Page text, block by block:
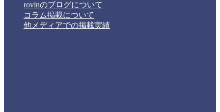
rovinのブログについて
コラム掲載について
他メディアでの掲載実績